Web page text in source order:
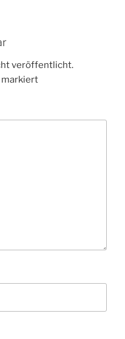
veröffentlicht.
markiert